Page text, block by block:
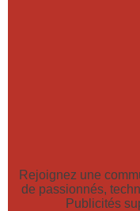
Rejoignez une
de passionnés,
Publicités